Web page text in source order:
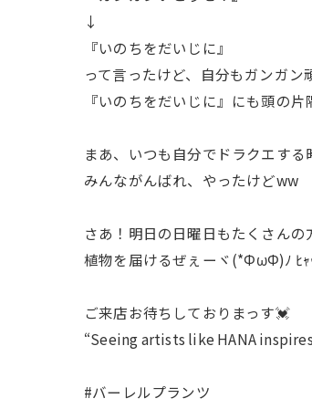
↓
『いのちをだいじに』
って言ったけど、自分もガンガン
『いのちをだいじに』にも頭
まあ、いつも自分でドラクエする
みんながんばれ、やったけどww
さあ！明日の日曜日もたくさんの
植物を届けるぜぇーヾ(*ΦωΦ)ﾉ ﾋｬ
ご来店お待ちしておりまっす💓
“Seeing artists like HANA
#バーレルプランツ